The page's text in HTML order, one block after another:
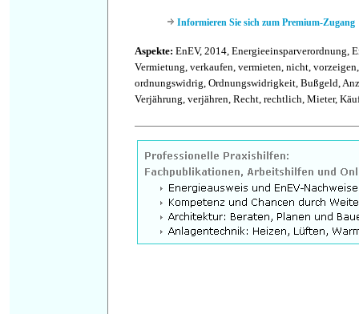
Informieren Sie sich zum Premium-Zugang
Aspekte: EnEV, 2014, Energieeinsparverordnung,
Vermietung, verkaufen, vermieten, nicht,
ordnungswidrig, Ordnungswidrigkeit, Bußgeld,
Verjährung, verjähren, Recht, rechtlich, Mieter,